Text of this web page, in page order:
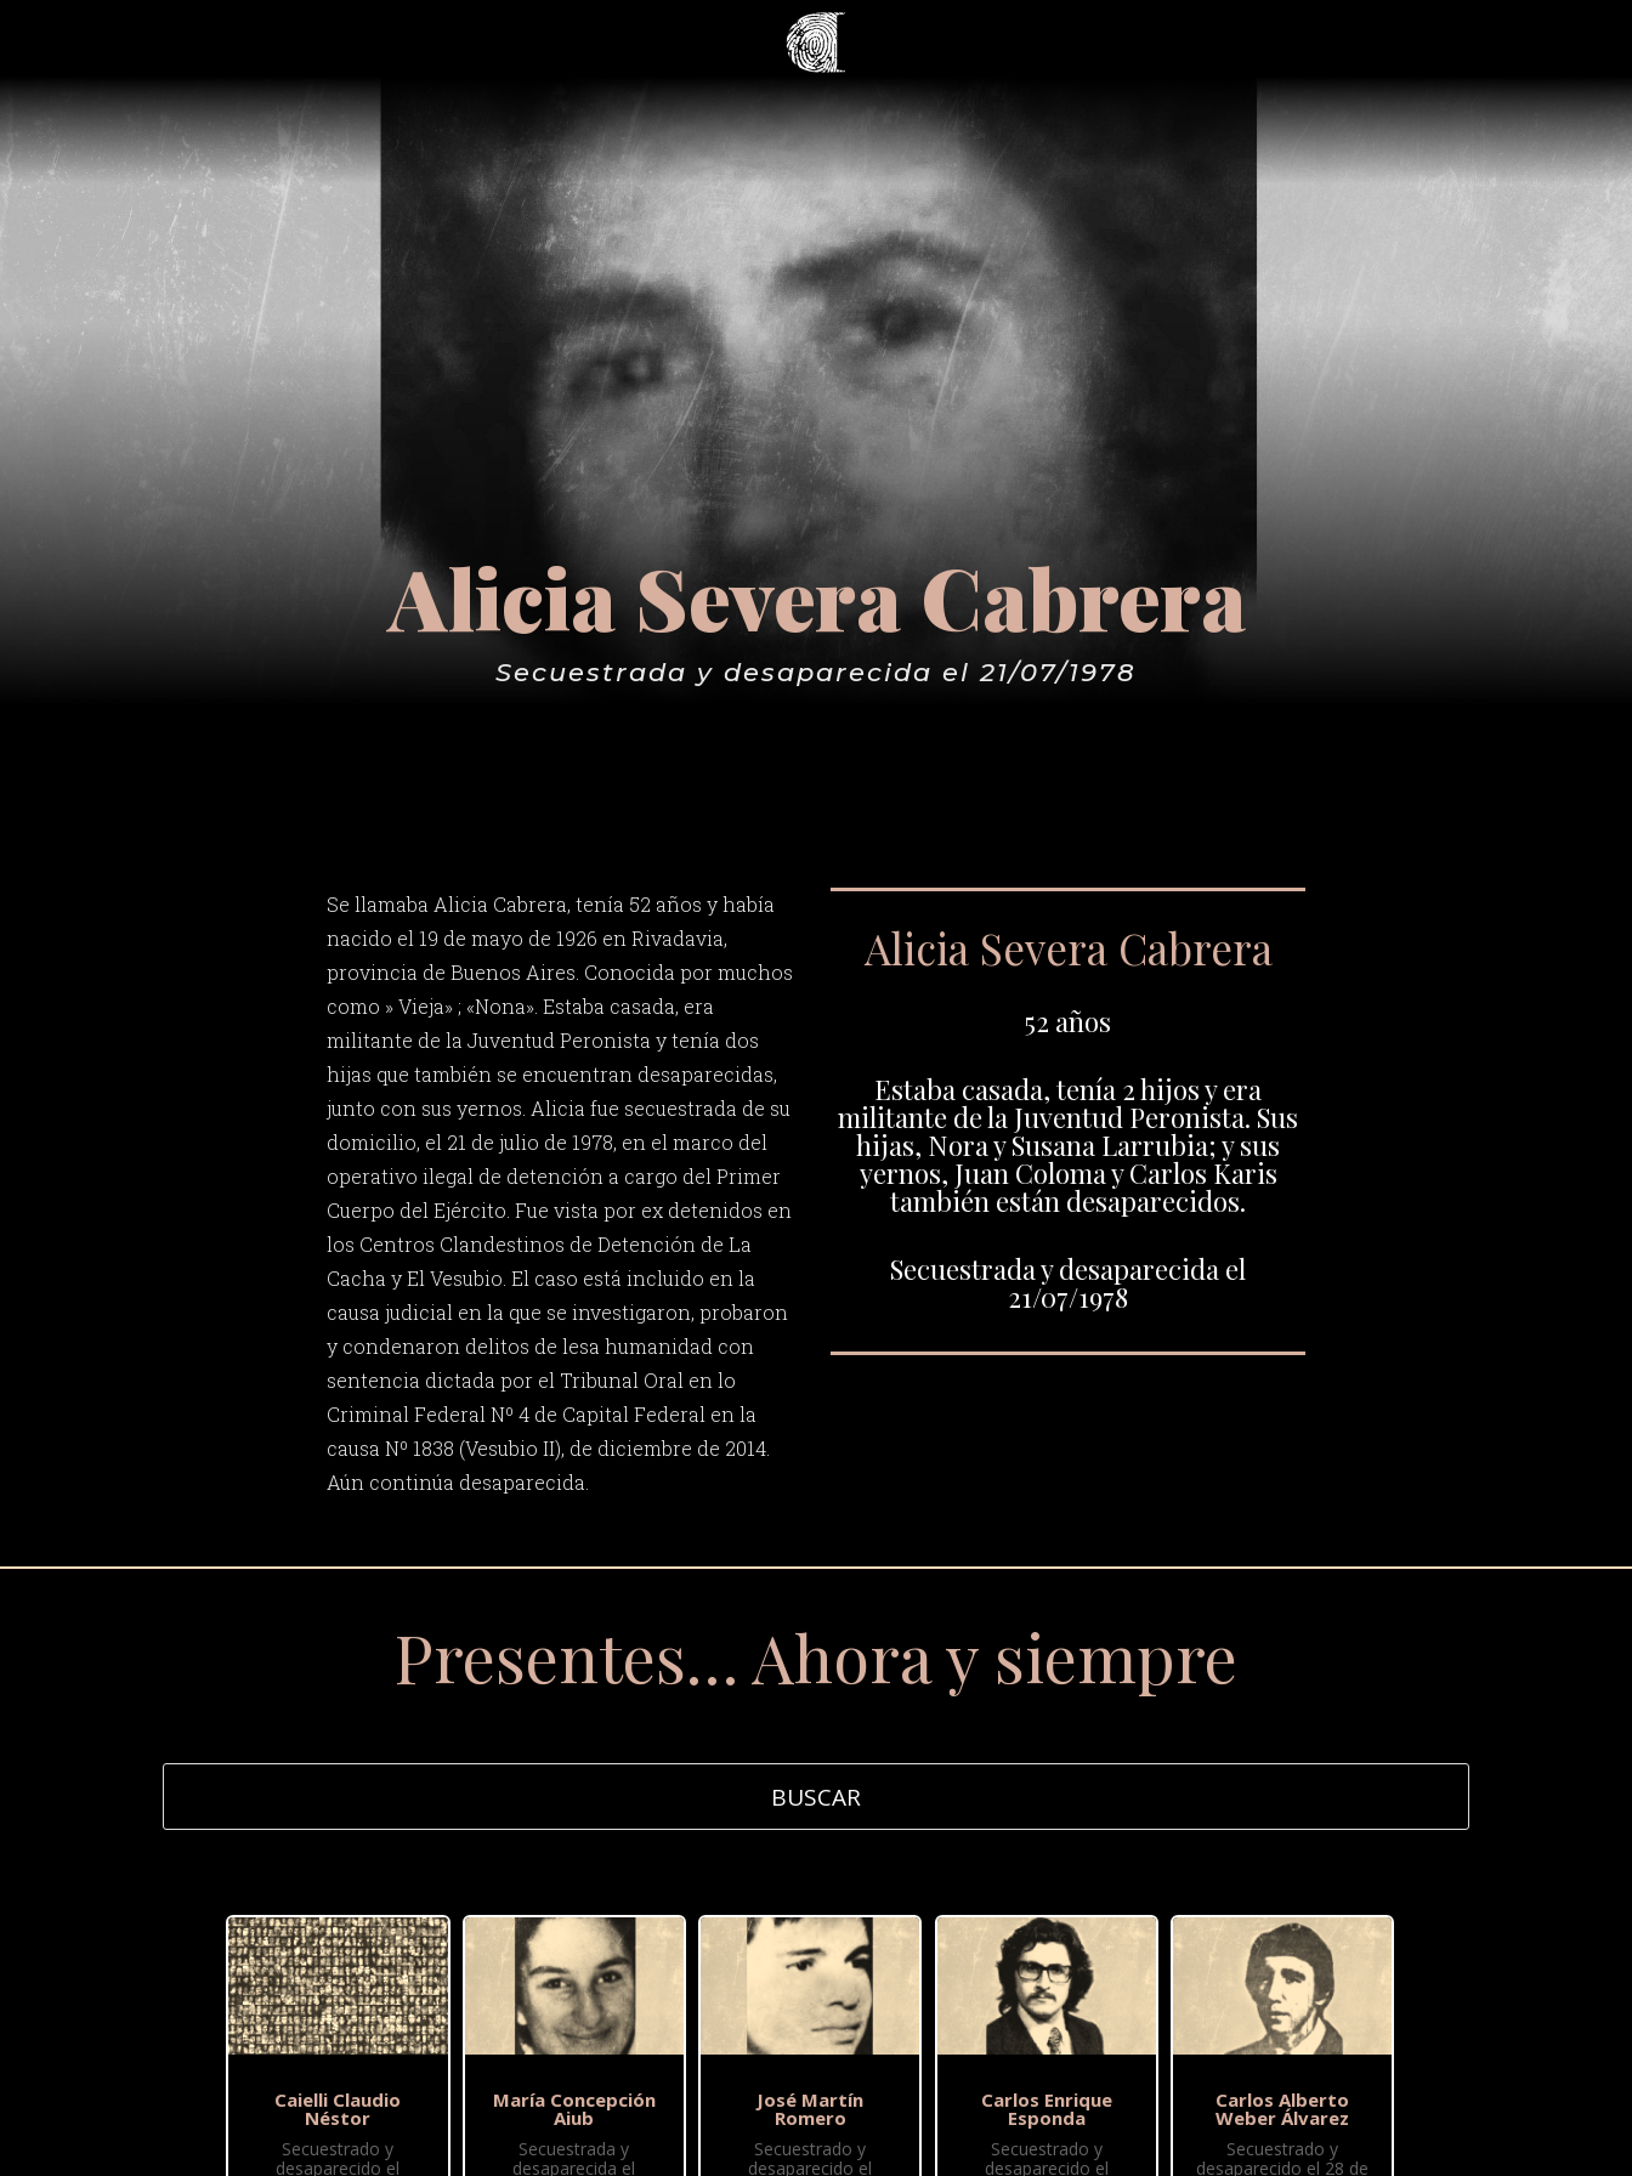
Alicia Severa Cabrera
Secuestrada y desaparecida el 21/07/1978
Se llamaba Alicia Cabrera, tenía 52 años y había
nacido el 19 de mayo de 1926 en Rivadavia,
provincia de Buenos Aires. Conocida por muchos
como » Vieja» ; «Nona». Estaba casada, era
militante de la Juventud Peronista y tenía dos
hijas que también se encuentran desaparecidas,
junto con sus yernos. Alicia fue secuestrada de su
domicilio, el 21 de julio de 1978, en el marco del
operativo ilegal de detención a cargo del Primer
Cuerpo del Ejército. Fue vista por ex detenidos en
los Centros Clandestinos de Detención de La
Cacha y El Vesubio. El caso está incluido en la
causa judicial en la que se investigaron, probaron
y condenaron delitos de lesa humanidad con
sentencia dictada por el Tribunal Oral en lo
Criminal Federal Nº 4 de Capital Federal en la
causa Nº 1838 (Vesubio II), de diciembre de 2014.
Aún continúa desaparecida.
Alicia Severa Cabrera
52 años
Estaba casada, tenía 2 hijos y era
militante de la Juventud Peronista. Sus
hijas, Nora y Susana Larrubia; y sus
yernos, Juan Coloma y Carlos Karis
también están desaparecidos.
Secuestrada y desaparecida el
21/07/1978
Presentes… Ahora y siempre
Caielli Claudio
Néstor
Secuestrado y
desaparecido el
María Concepción
Aiub
Secuestrada y
desaparecida el
José Martín
Romero
Secuestrado y
desaparecido el
Carlos Enrique
Esponda
Secuestrado y
desaparecido el
Carlos Alberto
Weber Álvarez
Secuestrado y
desaparecido el 28 de